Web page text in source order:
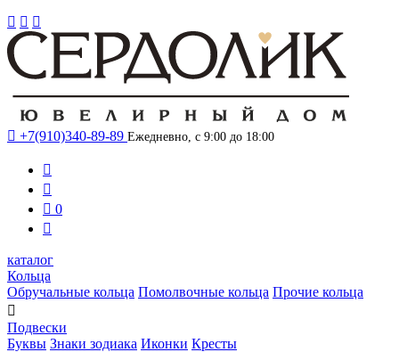
  
 +7(910)340-89-89 Ежедневно, с 9:00 до 18:00


 0

каталог
Кольца
Обручальные кольца Помолвочные кольца Прочие кольца

Подвески
Буквы Знаки зодиака Иконки Кресты